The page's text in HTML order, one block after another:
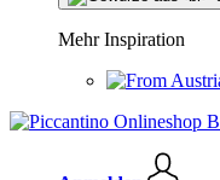
Mehr Inspiration